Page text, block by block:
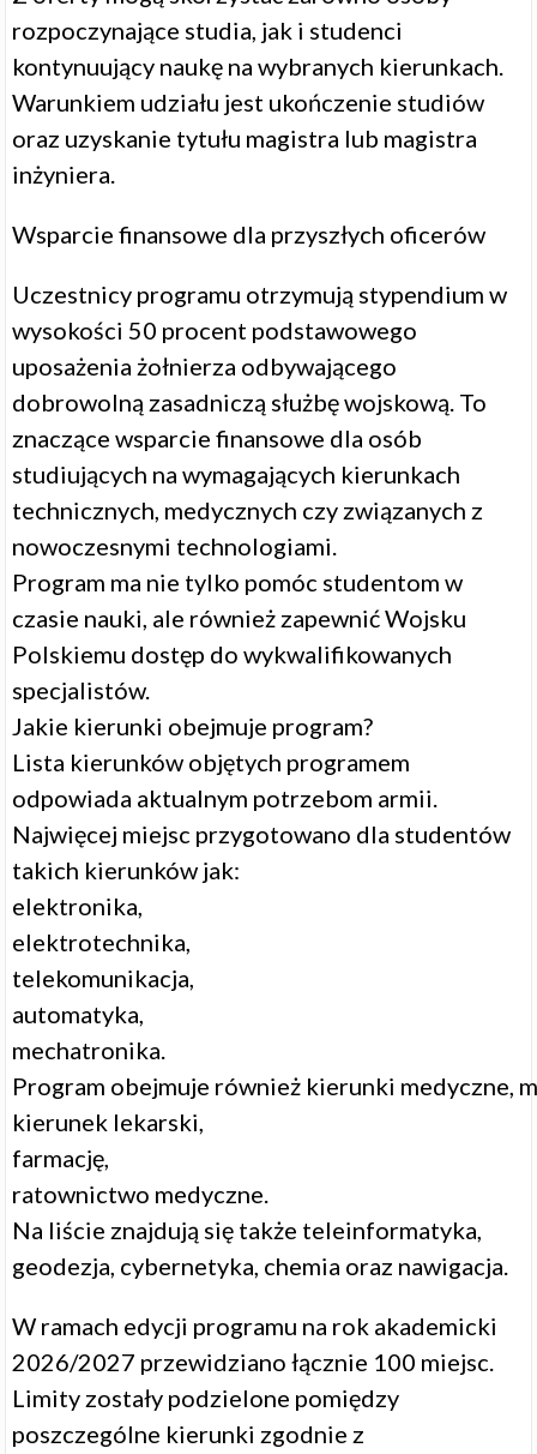
rozpoczynające studia, jak i studenci
kontynuujący naukę na wybranych kierunkach.
Warunkiem udziału jest ukończenie studiów
oraz uzyskanie tytułu magistra lub magistra
inżyniera.
Wsparcie finansowe dla przyszłych oficerów
Uczestnicy programu otrzymują stypendium w
wysokości 50 procent podstawowego
uposażenia żołnierza odbywającego
dobrowolną zasadniczą służbę wojskową. To
znaczące wsparcie finansowe dla osób
studiujących na wymagających kierunkach
technicznych, medycznych czy związanych z
nowoczesnymi technologiami.
Program ma nie tylko pomóc studentom w
czasie nauki, ale również zapewnić Wojsku
Polskiemu dostęp do wykwalifikowanych
specjalistów.
Jakie kierunki obejmuje program?
Lista kierunków objętych programem
odpowiada aktualnym potrzebom armii.
Najwięcej miejsc przygotowano dla studentów
takich kierunków jak:
elektronika,
elektrotechnika,
telekomunikacja,
automatyka,
mechatronika.
Program obejmuje również kierunki medyczne,
kierunek lekarski,
farmację,
ratownictwo medyczne.
Na liście znajdują się także teleinformatyka,
geodezja, cybernetyka, chemia oraz nawigacja.
W ramach edycji programu na rok akademicki
2026/2027 przewidziano łącznie 100 miejsc.
Limity zostały podzielone pomiędzy
poszczególne kierunki zgodnie z